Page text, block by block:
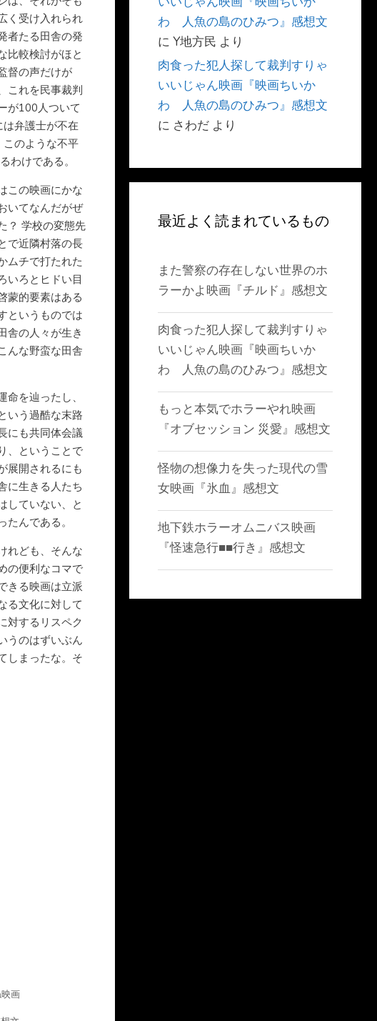
く受け入れられ
者たる田舎の発
比較検討がほと
督の声だけが
これを民事裁判
が100人ついて
弁護士が不在
のような不平
わけである。
この映画にかな
いてなんだがぜ
？ 学校の変態先
で近隣村落の長
ムチで打たれた
いろとヒドい目
蒙的要素はある
というものでは
舎の人々が生き
んな野蛮な田舎
を辿ったし、
いう過酷な末路
にも共同体会議
、ということで
展開されるにも
に生きる人たち
していない、と
んである。
れども、そんな
の便利なコマで
きる映画は立派
る文化に対して
対するリスペク
うのはずいぶん
しまったな。そ
画
わ 人魚の島のひみつ』感想文
に Y地方民 より
肉食った犯人探して裁判すりゃ
いいじゃん映画『映画ちいか
わ 人魚の島のひみつ』感想文
に さわだ より
最近よく読まれているもの
また警察の存在しない世界のホ
ラーかよ映画『チルド』感想文
肉食った犯人探して裁判すりゃ
いいじゃん映画『映画ちいか
わ 人魚の島のひみつ』感想文
もっと本気でホラーやれ映画
『オブセッション 災愛』感想文
怪物の想像力を失った現代の雪
女映画『氷血』感想文
地下鉄ホラーオムニバス映画
『怪速急行■■行き』感想文